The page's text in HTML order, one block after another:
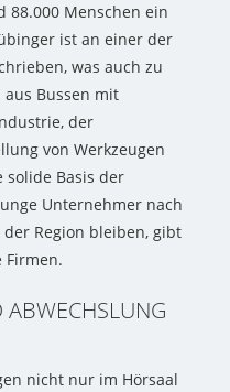
Menschen ein
ist an einer der
was auch zu
Bussen mit
der
von Werkzeugen
Basis der
Unternehmer nach
Region bleiben, gibt
Firmen.
ABWECHSLUNG
nicht nur im Hörsaal